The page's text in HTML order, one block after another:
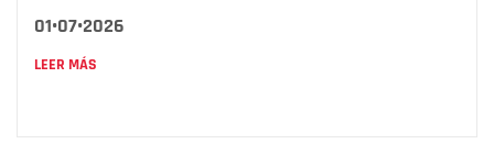
01•07•2026
LEER MÁS